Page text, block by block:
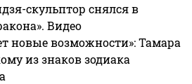
скульптор снялся в
Видео
новые возможности»: Тамара
из знаков зодиака